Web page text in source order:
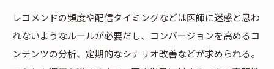
レコメンドの頻度や配信タイミングなどは医師に迷惑と思わ
れないようなルールが必要だし、コンバージョンを高めるコ
ンテンツの分析、定期的なシナリオ改善などが求められる。